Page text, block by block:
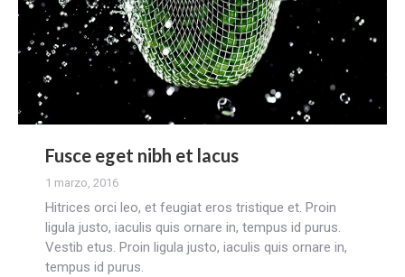
Fusce eget nibh et lacus
1 marzo, 2016
Hitrices orci leo, et feugiat eros tristique et. Proin
ligula justo, iaculis quis ornare in, tempus id purus.
Vestib etus. Proin ligula justo, iaculis quis ornare in,
tempus id purus.